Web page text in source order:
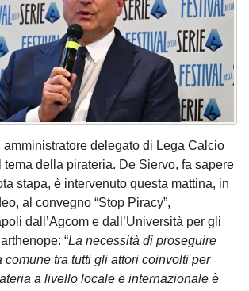
amministratore delegato di Lega Calcio
tema della pirateria. De Siervo, fa sapere
stapa, è intervenuto questa mattina, in
al convegno “Stop Piracy”,
dall’Agcom e dall’Università per gli
“La necessità di proseguire
comune tra tutti gli attori coinvolti per
a livello locale e internazionale è